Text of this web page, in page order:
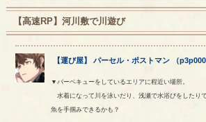
【高速RP】河川敷で川遊び
【運び屋】パーセル・ ポストマン （
▼バーベキューをしているエリアに程近い場所。
水着になって川を泳いだり、浅瀬で水浴びをしたり
魚を手掴みできるかも？